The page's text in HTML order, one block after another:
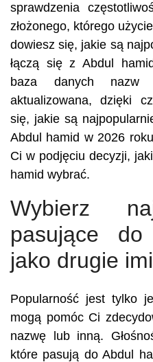
sprawdzenia
złożonego, którego
dowiesz się, jakie są
łączą się z Abdul
baza danych nazw
aktualizowana, dzięki
się, jakie są
Abdul hamid w 2026
Ci w podjęciu decyzji,
hamid wybrać.
Wybierz
pasujące
jako drugie
Popularność jest tylko
mogą pomóc Ci
nazwę lub inną.
które pasują do Abdul